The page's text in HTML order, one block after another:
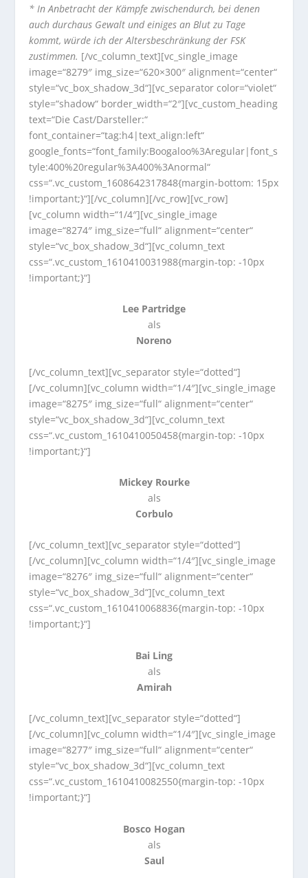
* In Anbetracht der Kämpfe zwischendurch, bei denen
auch durchaus Gewalt und einiges an Blut zu Tage
kommt, würde ich der Altersbeschränkung der FSK
zustimmen. [/vc_column_text][vc_single_image
image=“8279″ img_size=“620×300″ alignment=“center“
style=“vc_box_shadow_3d“][vc_separator color=“violet“
style=“shadow“ border_width=“2″][vc_custom_heading
text=“Die Cast/Darsteller:“
font_container=“tag:h4|text_align:left“
google_fonts=“font_family:Boogaloo%3Aregular|font_s
tyle:400%20regular%3A400%3Anormal“
css=“.vc_custom_1608642317848{margin-bottom: 15px
!important;}“][/vc_column][/vc_row][vc_row]
[vc_column width=“1/4″][vc_single_image
image=“8274″ img_size=“full“ alignment=“center“
style=“vc_box_shadow_3d“][vc_column_text
css=“.vc_custom_1610410031988{margin-top: -10px
!important;}“]
Lee Partridge
als
Noreno
[/vc_column_text][vc_separator style=“dotted“]
[/vc_column][vc_column width=“1/4″][vc_single_image
image=“8275″ img_size=“full“ alignment=“center“
style=“vc_box_shadow_3d“][vc_column_text
css=“.vc_custom_1610410050458{margin-top: -10px
!important;}“]
Mickey Rourke
als
Corbulo
[/vc_column_text][vc_separator style=“dotted“]
[/vc_column][vc_column width=“1/4″][vc_single_image
image=“8276″ img_size=“full“ alignment=“center“
style=“vc_box_shadow_3d“][vc_column_text
css=“.vc_custom_1610410068836{margin-top: -10px
!important;}“]
Bai Ling
als
Amirah
[/vc_column_text][vc_separator style=“dotted“]
[/vc_column][vc_column width=“1/4″][vc_single_image
image=“8277″ img_size=“full“ alignment=“center“
style=“vc_box_shadow_3d“][vc_column_text
css=“.vc_custom_1610410082550{margin-top: -10px
!important;}“]
Bosco Hogan
als
Saul